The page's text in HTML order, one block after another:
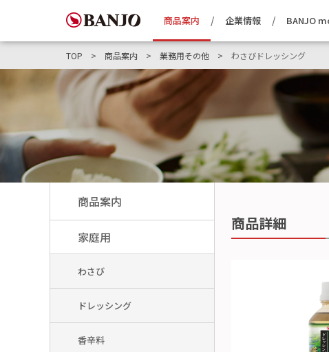
商品案内 企業情報 BANJO
TOP 商品案内 業務用その他 わさびドレッシング
商品案内
家庭用
わさび
ドレッシング
香辛料
商品詳細